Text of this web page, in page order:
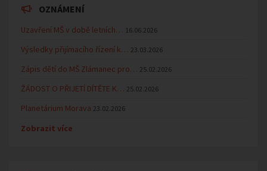
OZNÁMENÍ
Uzavření MŠ v době letních… 16.06.2026
Výsledky přijímacího řízení k… 23.03.2026
Zápis dětí do MŠ Zlámanec pro… 25.02.2026
ŽÁDOST O PŘIJETÍ DÍTĚTE K… 25.02.2026
Planetárium Morava 23.02.2026
Zobrazit více